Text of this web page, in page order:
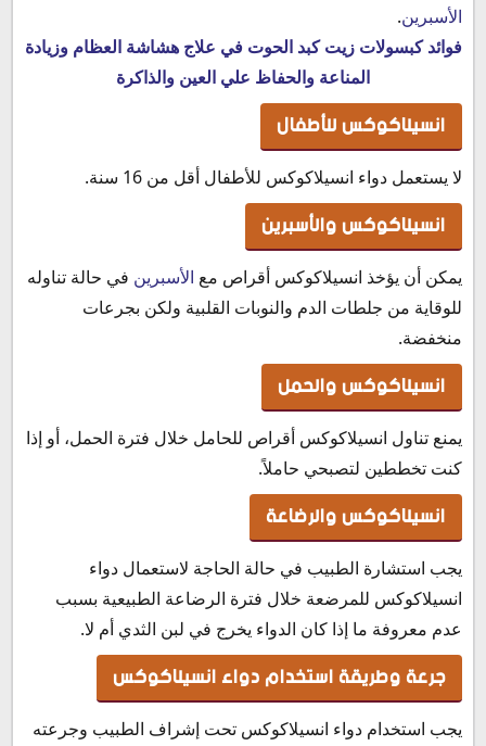
الأسبرين.
فوائد كبسولات زيت كبد الحوت في علاج هشاشة العظام وزيادة
المناعة والحفاظ علي العين والذاكرة
انسيلاكوكس للأطفال
لا يستعمل دواء انسيلاكوكس للأطفال أقل من 16 سنة.
انسيلاكوكس والأسبرين
يمكن أن يؤخذ انسيلاكوكس أقراص مع الأسبرين في حالة تناوله
للوقاية من جلطات الدم والنوبات القلبية ولكن بجرعات
منخفضة.
انسيلاكوكس والحمل
يمنع تناول انسيلاكوكس أقراص للحامل خلال فترة الحمل، أو إذا
كنت تخططين لتصبحي حاملاً.
انسيلاكوكس والرضاعة
يجب استشارة الطبيب في حالة الحاجة لاستعمال دواء
انسيلاكوكس للمرضعة خلال فترة الرضاعة الطبيعية بسبب
عدم معروفة ما إذا كان الدواء يخرج في لبن الثدي أم لا.
جرعة وطريقة استخدام دواء انسيلاكوكس
يجب استخدام دواء انسيلاكوكس تحت إشراف الطبيب وجرعته